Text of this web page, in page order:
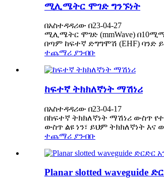
ሚሊሜትር ሞገድ ግንኙነት
በአስተዳዳሪው በ23-04-27
ሚሊሜትር ሞገድ (mmWave)
በጣም ከፍተኛ ድግግሞሽ (EHF)
ተጨማሪ ያንብቡ
ከፍተኛ ትክክለኛነት ማሽነሪ
በአስተዳዳሪው በ23-04-17
በከፍተኛ ትክክለኛነት ማሽነሪ ውስጥ
ውስጥ ልዩ ነን፣ ይህም ትክክለኛነት
ተጨማሪ ያንብቡ
Planar slotted waveguide